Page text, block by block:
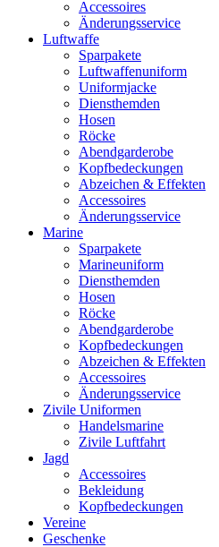
Accessoires
Änderungsservice
Luftwaffe
Sparpakete
Luftwaffenuniform
Uniformjacke
Diensthemden
Hosen
Röcke
Abendgarderobe
Kopfbedeckungen
Abzeichen & Effekten
Accessoires
Änderungsservice
Marine
Sparpakete
Marineuniform
Diensthemden
Hosen
Röcke
Abendgarderobe
Kopfbedeckungen
Abzeichen & Effekten
Accessoires
Änderungsservice
Zivile Uniformen
Handelsmarine
Zivile Luftfahrt
Jagd
Accessoires
Bekleidung
Kopfbedeckungen
Vereine
Geschenke